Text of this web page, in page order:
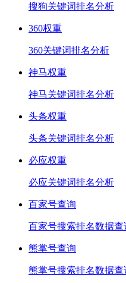
搜狗关键词排名分析
360权重
360关键词排名分析
神马权重
神马关键词排名分析
头条权重
头条关键词排名分析
必应权重
必应关键词排名分析
百家号查询
百家号搜索排名数据查
熊掌号查询
熊掌号搜索排名数据查